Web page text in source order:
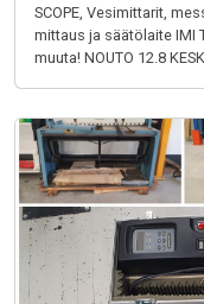
SCOPE, Vesimittarit,
mittaus ja säätölaite IMI
muuta! NOUTO 12.8